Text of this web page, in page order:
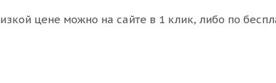
цене можно на сайте в 1 клик, либо по